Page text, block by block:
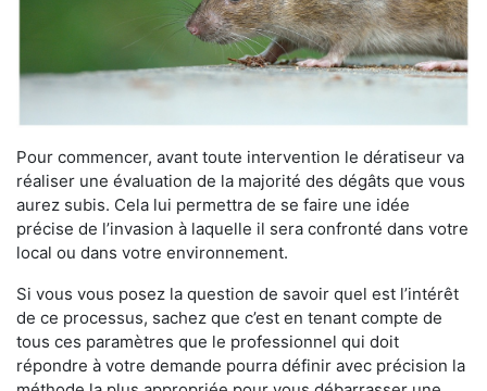
Pour commencer, avant toute intervention le dératiseur va
réaliser une évaluation de la majorité des dégâts que vous
aurez subis. Cela lui permettra de se faire une idée
précise de l’invasion à laquelle il sera confronté dans votre
local ou dans votre environnement.
Si vous vous posez la question de savoir quel est l’intérêt
de ce processus, sachez que c’est en tenant compte de
tous ces paramètres que le professionnel qui doit
répondre à votre demande pourra définir avec précision la